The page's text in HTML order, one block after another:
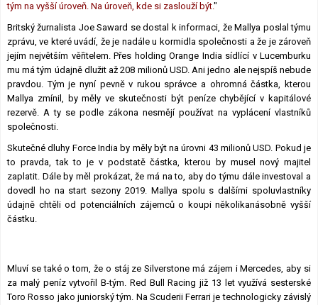
tým na vyšší úroveň. Na úroveň, kde si zaslouží být."
Britský žurnalista Joe Saward se dostal k informaci, že Mallya poslal týmu
zprávu, ve které uvádí, že je nadále u kormidla společnosti a že je zároveň
jejím největším věřitelem. Přes holding Orange India sídlící v Lucemburku
mu má tým údajně dlužit až 208 milionů USD. Ani jedno ale nejspíš nebude
pravdou. Tým je nyní pevně v rukou správce a ohromná částka, kterou
Mallya zmínil, by měly ve skutečnosti být peníze chybějící v kapitálové
rezervě. A ty se podle zákona nesmějí používat na vyplácení vlastníků
společnosti.
Skutečné dluhy Force India by měly být na úrovni 43 milionů USD. Pokud je
to pravda, tak to je v podstatě částka, kterou by musel nový majitel
zaplatit. Dále by měl prokázat, že má na to, aby do týmu dále investoval a
dovedl ho na start sezony 2019. Mallya spolu s dalšími spoluvlastníky
údajně chtěli od potenciálních zájemců o koupi několikanásobně vyšší
částku.
Mluví se také o tom, že o stáj ze Silverstone má zájem i Mercedes, aby si
za malý peníz vytvořil B-tým. Red Bull Racing již 13 let využívá sesterské
Toro Rosso jako juniorský tým. Na Scuderii Ferrari je technologicky závislý